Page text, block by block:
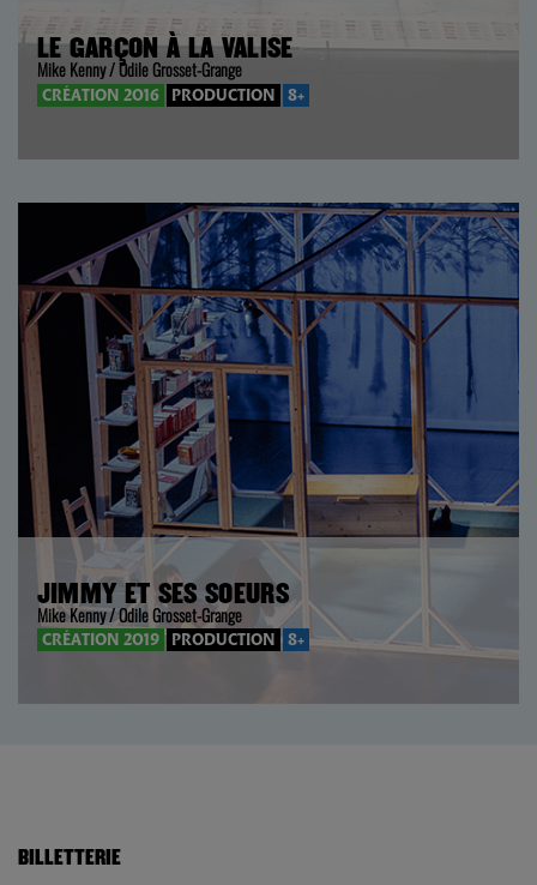
LE GARÇON À LA VALISE
Mike Kenny / Odile Grosset-Grange
CRÉATION 2016 PRODUCTION 8+
JIMMY ET SES SOEURS
Mike Kenny / Odile Grosset-Grange
CRÉATION 2019 PRODUCTION 8+
BILLETTERIE